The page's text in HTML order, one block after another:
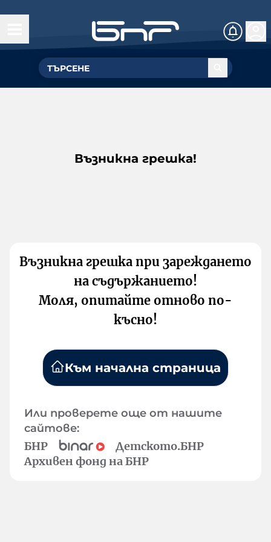
Възникна грешка!
Възникна грешка при зареждането
на съдържанието!
Моля, опитайте отново по-
късно!
Към начална страница
Или проверете още от нашите
сайтове:
БНР
Детското.БНР
Архивен фонд на БНР